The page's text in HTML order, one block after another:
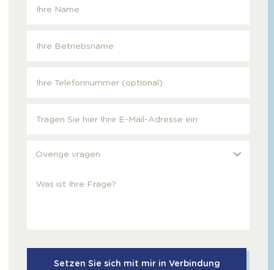
Overige vragen